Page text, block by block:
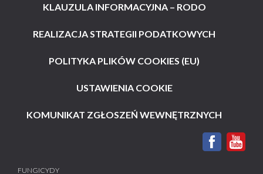
KLAUZULA INFORMACYJNA – RODO
REALIZACJA STRATEGII PODATKOWYCH
POLITYKA PLIKÓW COOKIES (EU)
USTAWIENIA COOKIE
KOMUNIKAT ZGŁOSZEŃ WEWNĘTRZNYCH
FUNGICYDY